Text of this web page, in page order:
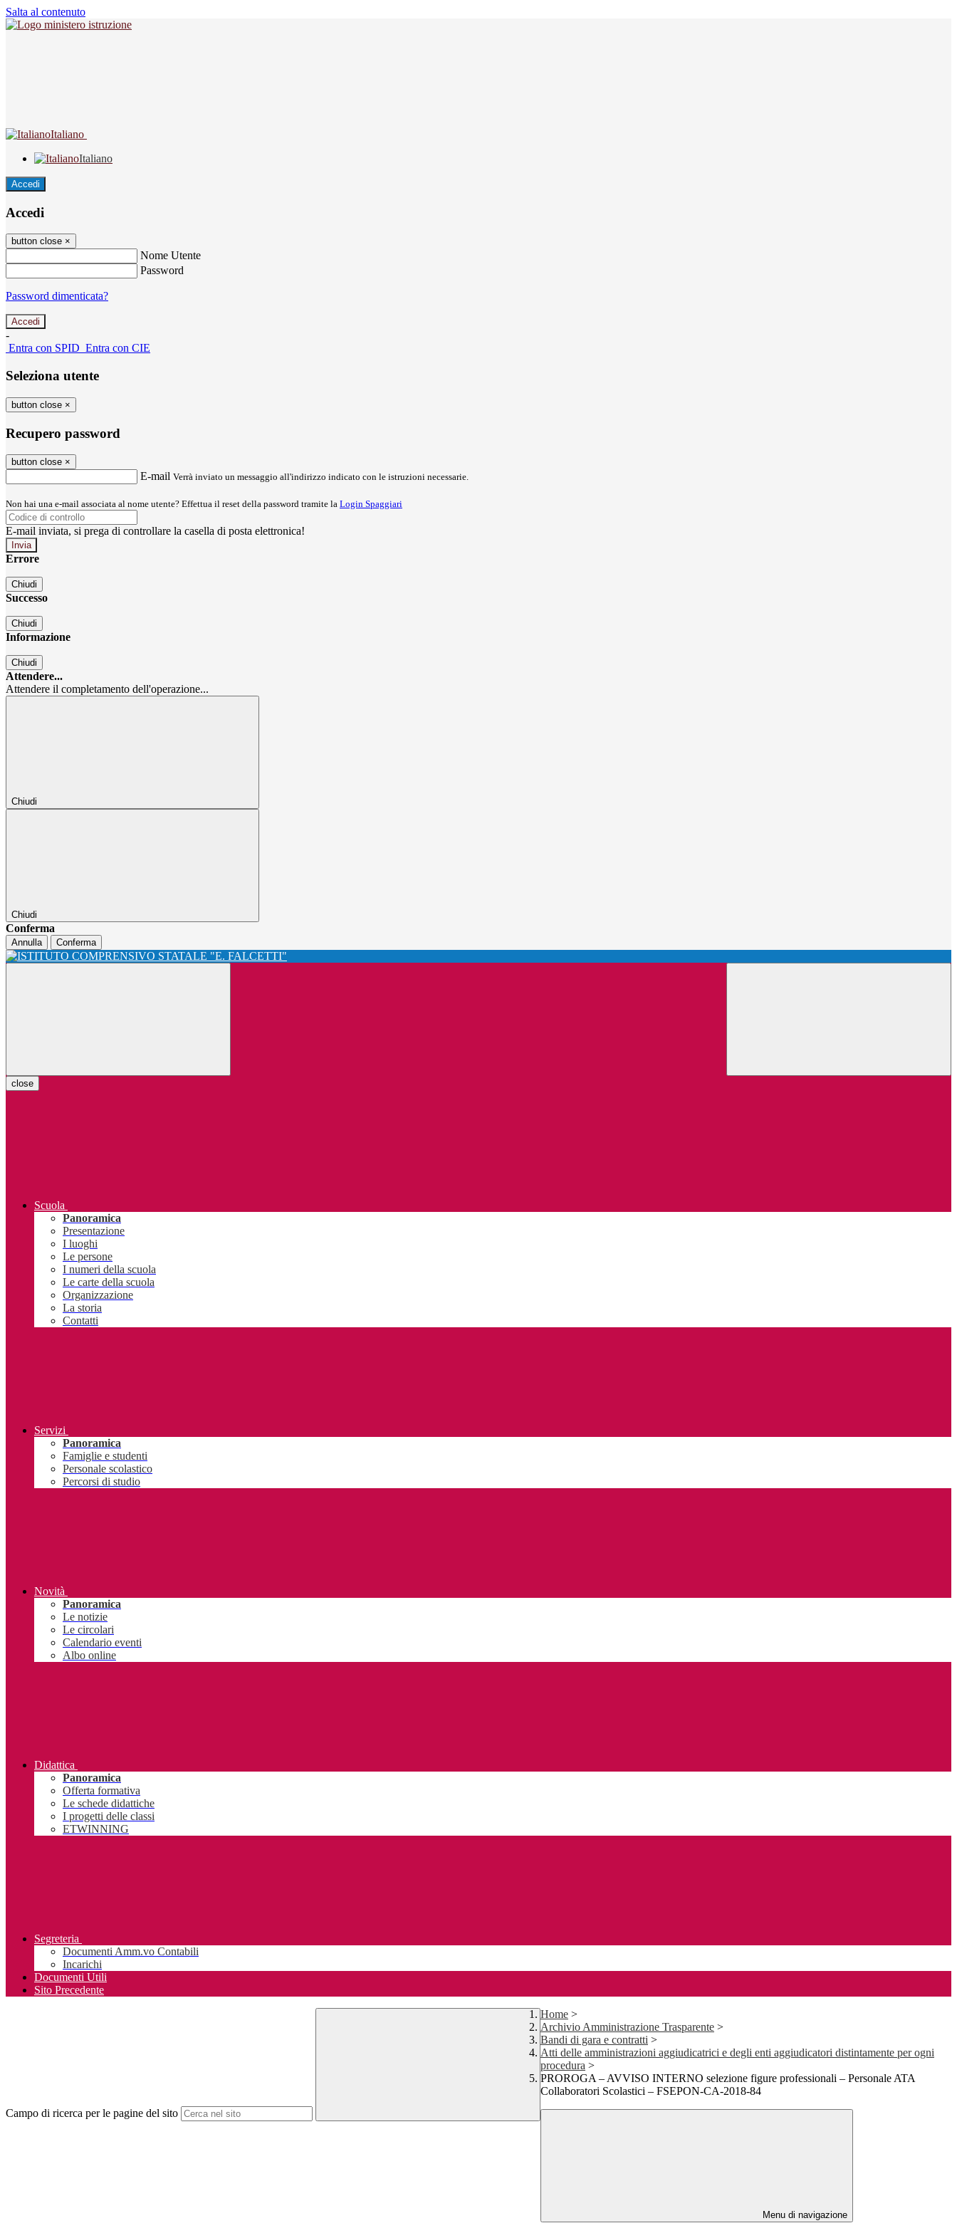
Salta al contenuto
Italiano
Italiano
Accedi
Accedi
button close ×
Nome Utente
Password
Password dimenticata?
-
Entra con SPID Entra con CIE
Seleziona utente
button close ×
Recupero password
button close ×
E-mail Verrà inviato un messaggio all'indirizzo indicato con le istruzioni necessarie.
Non hai una e-mail associata al nome utente? Effettua il reset della password tramite la Login Spaggiari
E-mail inviata, si prega di controllare la casella di posta elettronica!
Errore
Chiudi
Successo
Chiudi
Informazione
Chiudi
Attendere...
Attendere il completamento dell'operazione...
Chiudi
Chiudi
Conferma
Annulla Conferma
close
Scuola
Panoramica
Presentazione
I luoghi
Le persone
I numeri della scuola
Le carte della scuola
Organizzazione
La storia
Contatti
Servizi
Panoramica
Famiglie e studenti
Personale scolastico
Percorsi di studio
Novità
Panoramica
Le notizie
Le circolari
Calendario eventi
Albo online
Didattica
Panoramica
Offerta formativa
Le schede didattiche
I progetti delle classi
ETWINNING
Segreteria
Documenti Amm.vo Contabili
Incarichi
Documenti Utili
Sito Precedente
Campo di ricerca per le pagine del sito
Home >
Archivio Amministrazione Trasparente >
Bandi di gara e contratti >
Atti delle amministrazioni aggiudicatrici e degli enti aggiudicatori distintamente per ogni
procedura >
PROROGA – AVVISO INTERNO selezione figure professionali – Personale ATA
Collaboratori Scolastici – FSEPON-CA-2018-84
Menu di navigazione